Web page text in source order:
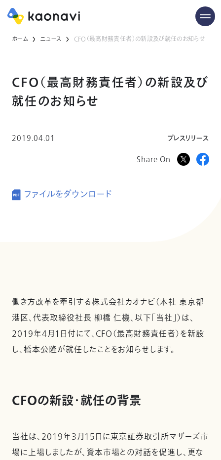
ホーム ニュース CFO（最高財務責任者）の新設及び就任のお知らせ
CFO（最高財務責任者）の新設及び
就任のお知らせ
2019.04.01 プレスリリース
Share On
ファイルをダウンロード
働き方改革を牽引する株式会社カオナビ（本社 東京都
港区、代表取締役社長 柳橋 仁機、以下「当社」）は、
2019年4月1日付にて、CFO（最高財務責任者）を新設
し、橋本公隆が就任したことをお知らせします。
CFOの新設・就任の背景
当社は、2019年3月15日に東京証券取引所マザーズ市
場に上場しましたが、資本市場との対話を促進し、更な